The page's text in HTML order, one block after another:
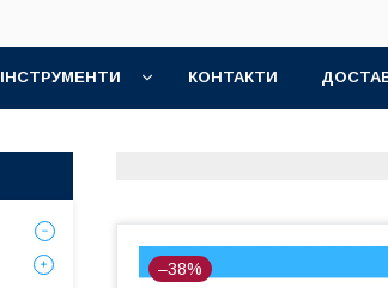
КОНТАКТИ
–38%